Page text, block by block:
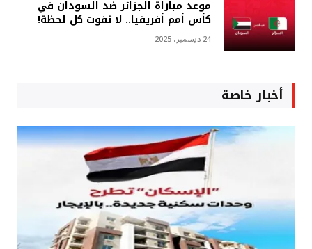
موعد مباراة الجزائر ضد السودان في
كأس أمم أفريقيا.. لا تفوت كل لحظة!
24 ديسمبر، 2025
أخبار خاصة